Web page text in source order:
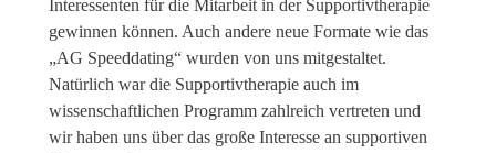
Interessenten für die Mitarbeit in der Supportivtherapie
gewinnen können. Auch andere neue Formate wie das
„AG Speeddating“ wurden von uns mitgestaltet.
Natürlich war die Supportivtherapie auch im
wissenschaftlichen Programm zahlreich vertreten und
wir haben uns über das große Interesse an supportiven